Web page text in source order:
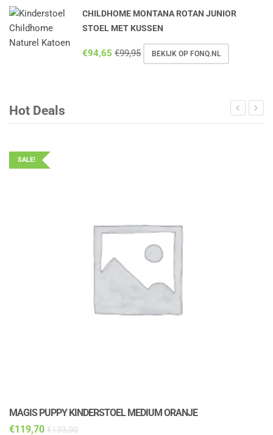
CHILDHOME MONTANA ROTAN JUNIOR
STOEL MET KUSSEN
€94,65 €99,95 BEKIJK OP FONQ.NL
Hot Deals
SALE!
MAGIS PUPPY KINDERSTOEL MEDIUM ORANJE
€119,70 €133,00